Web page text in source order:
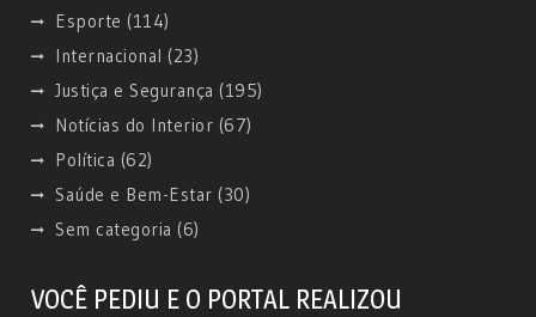
Esporte (114)
Internacional (23)
Justiça e Segurança (195)
Notícias do Interior (67)
Política (62)
Saúde e Bem-Estar (30)
Sem categoria (6)
VOCÊ PEDIU E O PORTAL REALIZOU